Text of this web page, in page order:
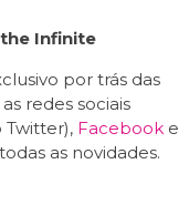
Infinite
por trás das
redes sociais
Facebooke
as novidades.